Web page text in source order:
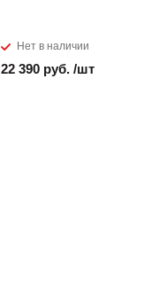
Нет в наличии
22 390 руб. /шт